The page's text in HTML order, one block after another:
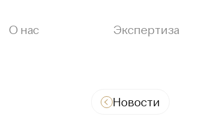
О нас Экспертиза
Новости